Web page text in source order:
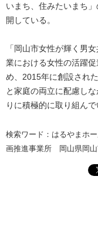
いまち、住みたいまち
開している。
「岡山市女性が輝く男
業における女性の活躍
め、2015年に創設され
と家庭の両立に配慮し
りに積極的に取り組ん
検索ワード：はるやまホ
画推進事業所 岡山県岡